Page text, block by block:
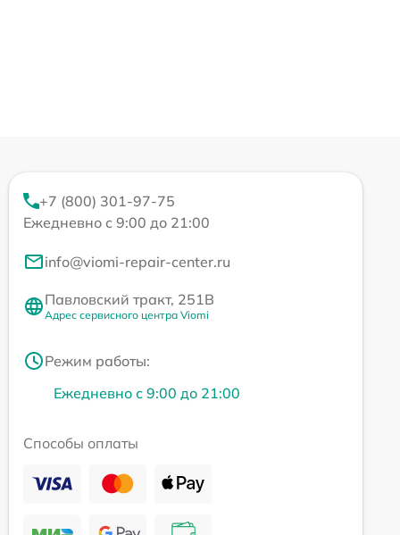
+7 (800) 301-97-75
Ежедневно с 9:00 до 21:00
info@viomi-repair-center.ru
Павловский тракт, 251В
Адрес сервисного центра Viomi
Режим работы:
Ежедневно с 9:00 до 21:00
Способы оплаты